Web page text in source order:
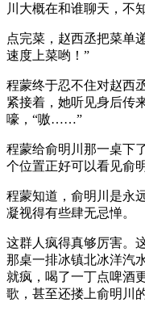
川大概在和谁聊天，不
点完菜，赵西丞把菜单
速度上菜哟！”
程蒙终于忍不住对赵西
紧接着，她听见身后传
嚎，“嗷……”
程蒙给俞明川那一桌下
个位置正好可以看见俞
程蒙知道，俞明川是永
凝视得有些肆无忌惮。
这群人疯得真够厉害。
那桌一排冰镇北冰洋汽
就疯，喝了一丁点啤酒
歌，甚至还搂上俞明川